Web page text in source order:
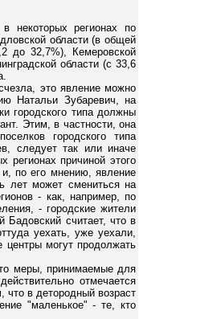
некоторых регионах по
области (в общей
до 32,7%), Кемеровской
области (с 33,6
это явление можно
Натальи Зубаревич, на
городского типа должны
Этим, в частности, она
городского типа
следует так или иначе
регионах причиной этого
по его мнению, явление
лет может смениться на
- как, например, по
- городские жители
считает, что в
уехать, уже уехали,
центры могут продолжать
меры, принимаемые для
отмечается
что в детородный возраст
"маленькое" - те, кто